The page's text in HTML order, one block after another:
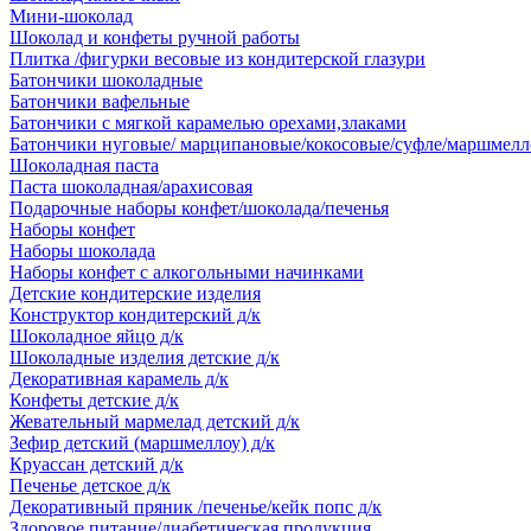
Мини-шоколад
Шоколад и конфеты ручной работы
Плитка /фигурки весовые из кондитерской глазури
Батончики шоколадные
Батончики вафельные
Батончики с мягкой карамелью орехами,злаками
Батончики нуговые/ марципановые/кокосовые/суфле/
Шоколадная паста
Паста шоколадная/арахисовая
Подарочные наборы конфет/шоколада/печенья
Наборы конфет
Наборы шоколада
Наборы конфет с алкогольными начинками
Детские кондитерские изделия
Конструктор кондитерский д/к
Шоколадное яйцо д/к
Шоколадные изделия детские д/к
Декоративная карамель д/к
Конфеты детские д/к
Жевательный мармелад детский д/к
Зефир детский (маршмеллоу) д/к
Круассан детский д/к
Печенье детское д/к
Декоративный пряник /печенье/кейк попс д/к